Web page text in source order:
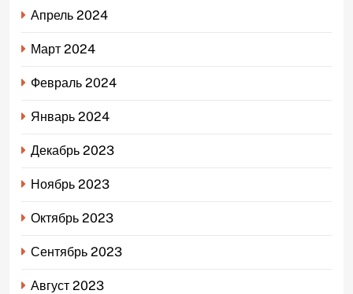
Апрель 2024
Март 2024
Февраль 2024
Январь 2024
Декабрь 2023
Ноябрь 2023
Октябрь 2023
Сентябрь 2023
Август 2023